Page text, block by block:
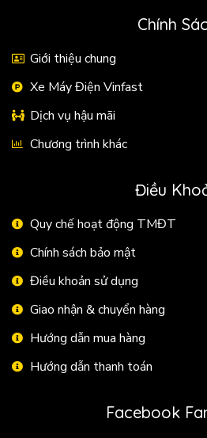
Chính
Giới thiệu chung
Xe Máy Điện Vinfast
Dịch vụ hậu mãi
Chương trình khác
Điều
Quy chế hoạt động TMĐT
Chính sách bảo mật
Điều khoản sử dụng
Giao nhận & chuyển hàng
Hướng dẫn mua hàng
Hướng dẫn thanh toán
Facebook